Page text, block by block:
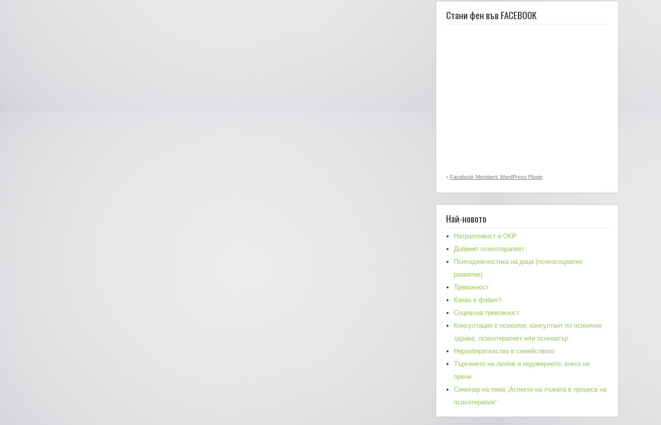
Стани фен във FACEBOOK
- Facebook Members WordPress Plugin
Най-новото
Натрапливост и ОКР
Добрият психотерапевт
Психодиагностика на деца (психосоциално
развитие)
Тревожност
Какво е фобия?
Социална тревожност
Консултация с психолог, консултант по психично
здраве, психотерапевт или психиатър
Неразбирателство в семейството
Търсенето на любов и недоверието, което ни
пречи
Семинар на тема „Аспекти на лъжата в процеса на
психотерапия“